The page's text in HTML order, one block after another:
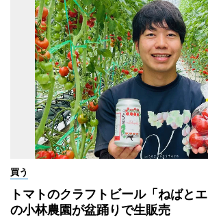
買う
トマトのクラフトビール「ねばと
の小林農園が盆踊りで生販売